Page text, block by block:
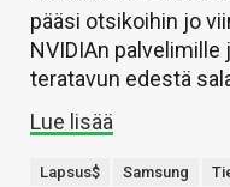
pääsi otsikoihin jo
NVIDIAn
teratavun edestä
Lue lisää
Lapsus$ Samsung